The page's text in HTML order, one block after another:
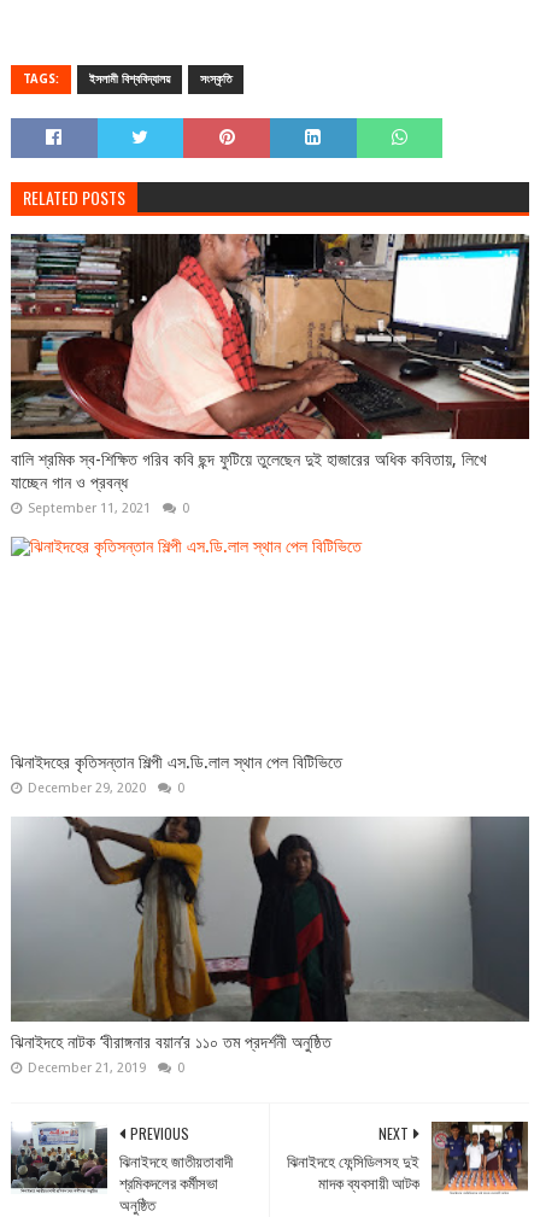
TAGS: ইসলামী বিশ্ববিদ্যালয় সংস্কৃতি
RELATED POSTS
বালি শ্রমিক স্ব-শিক্ষিত গরিব কবি ছন্দ ফুটিয়ে তুলেছেন দুই হাজারের অধিক কবিতায়, লিখে
যাচ্ছেন গান ও প্রবন্ধ
September 11, 2021 0
ঝিনাইদহের কৃতিসন্তান শিল্পী এস.ডি.লাল স্থান পেল বিটিভিতে
December 29, 2020 0
ঝিনাইদহে নাটক ‘বীরাঙ্গনার বয়ান’র ১১০ তম প্রদর্শনী অনুষ্ঠিত
December 21, 2019 0
NEXT
ঝিনাইদহে ফেন্সিডিলসহ দুই
মাদক ব্যবসায়ী আটক
PREVIOUS
ঝিনাইদহে জাতীয়তাবাদী
শ্রমিকদলের কর্মীসভা
অনুষ্ঠিত